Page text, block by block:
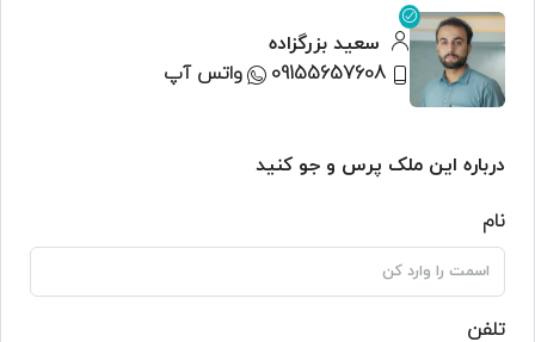
سعید بزرگزاده
09155657608
واتس آپ
درباره این ملک پرس و جو کنید
نام
تلفن